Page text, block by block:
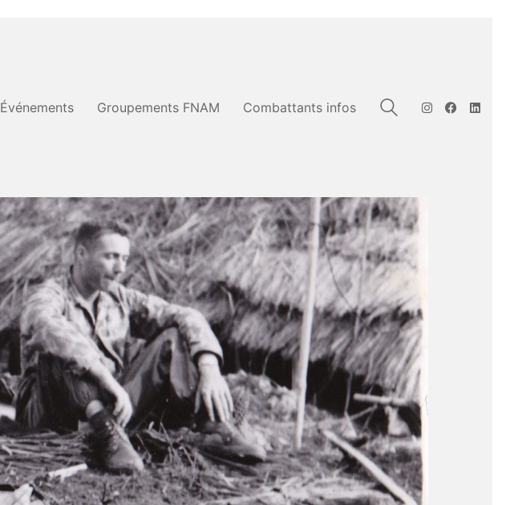
Événements Groupements FNAM Combattants infos